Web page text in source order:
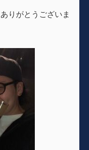
りがとうございま